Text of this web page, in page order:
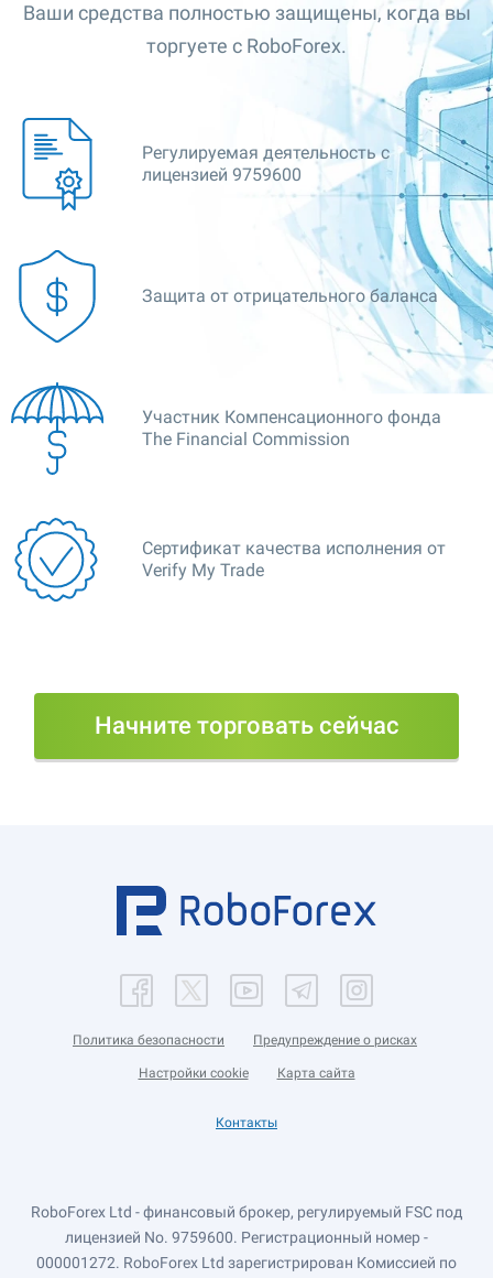
Ваши средства полностью защищены, когда вы
торгуете с RoboForex.
Регулируемая деятельность с
лицензией 9759600
Защита от отрицательного баланса
Участник Компенсационного фонда
The Financial Commission
Сертификат качества исполнения от
Verify My Trade
Начните торговать сейчас
Политика безопасности Предупреждение о рисках
Настройки cookie Карта сайта
Контакты
RoboForex Ltd - финансовый брокер, регулируемый FSC под
лицензией No. 9759600. Регистрационный номер -
000001272. RoboForex Ltd зарегистрирован Комиссией по